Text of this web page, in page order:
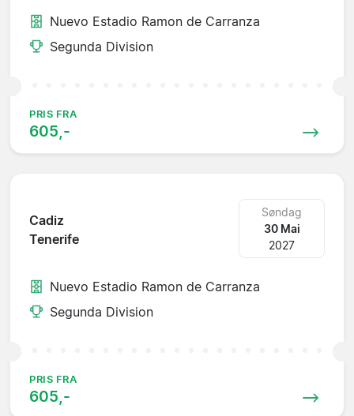
Nuevo Estadio Ramon de Carranza
Segunda Division
PRIS FRA
605,-
Cadiz
Tenerife
Søndag
30 Mai
2027
Nuevo Estadio Ramon de Carranza
Segunda Division
PRIS FRA
605,-